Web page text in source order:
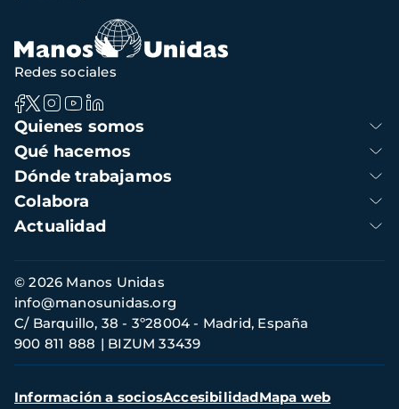
Navegación
principal
Quienes somos
Qué hacemos
Dónde trabajamos
Colabora
Actualidad
Redes sociales
Información
de
contacto
© 2026 Manos Unidas
C/ Barquillo, 38 - 3º28004 - Madrid, España
900 811 888
BIZUM 33439
info@manosunidas.org
Menú
Información a sociosAccesibilidadMapa web